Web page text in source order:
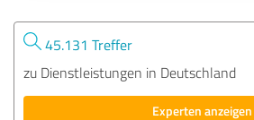
45.131 Treffer
zu Dienstleistungen in Deutschland
Experten anzeigen